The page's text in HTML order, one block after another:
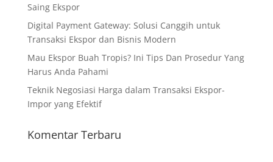
Saing Ekspor
Digital Payment Gateway: Solusi Canggih untuk
Transaksi Ekspor dan Bisnis Modern
Mau Ekspor Buah Tropis? Ini Tips Dan Prosedur Yang
Harus Anda Pahami
Teknik Negosiasi Harga dalam Transaksi Ekspor-
Impor yang Efektif
Komentar Terbaru